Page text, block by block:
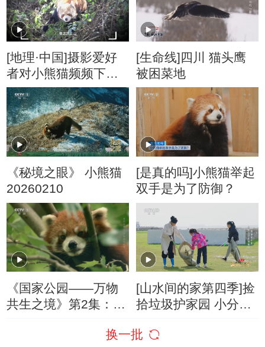
[地理·中国]摄影爱好
者对小熊猫频频下山
的行为感到疑惑
[生命线]四川 猫头鹰
被困菜地
《秘境之眼》 小熊猫
20260210
[是真的吗]小熊猫举起
双手是为了防御？
《国家公园——万物
共生之境》第2集：大
对小熊猫来说缺一不
[山水间的家第四季]捡
拾垃圾护家园 小分队
换一批